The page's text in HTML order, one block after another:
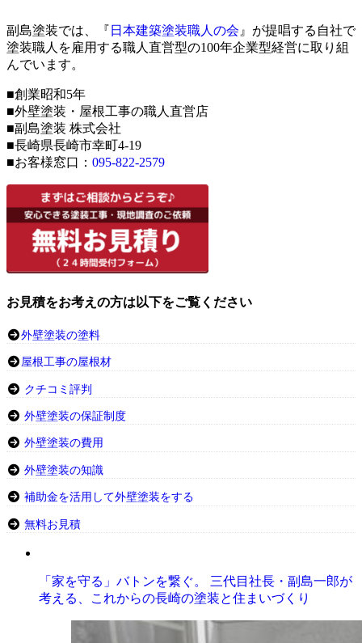
副島塗装では、『 日本建築塗装職人の会 』が提唱する自社で
塗装職人を雇用する職人直営型の100年企業型経営に取り組
んでいます。
■創業昭和5年
■外壁塗装・屋根工事の職人直営店
■副島塗装 株式会社
■長崎県長崎市幸町4-19
■お客様窓口： 095-822-2579
お見積をお考えの方は以下をご覧ください
外壁塗装の塗料
屋根工事の屋根材
クチコミ評判
外壁塗装の保証制度
外壁塗装の費用
外壁塗装の知識
補助金を活用して外壁塗装をする
無料お見積
「家を守る」バトンを繋ぐ。 三代目社長・副島一郎が
考える、これからの長崎の塗装と住まいづくり